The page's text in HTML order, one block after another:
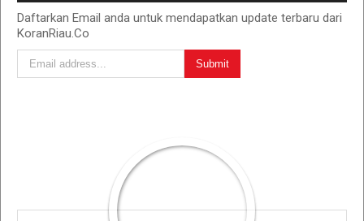
Daftarkan Email anda untuk mendapatkan update terbaru dari
KoranRiau.Co